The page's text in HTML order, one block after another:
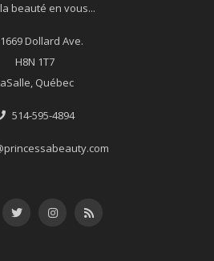
beauté en vous...
1669 Dollard Ave.
H8N 1T7
Québec
514-595-4894